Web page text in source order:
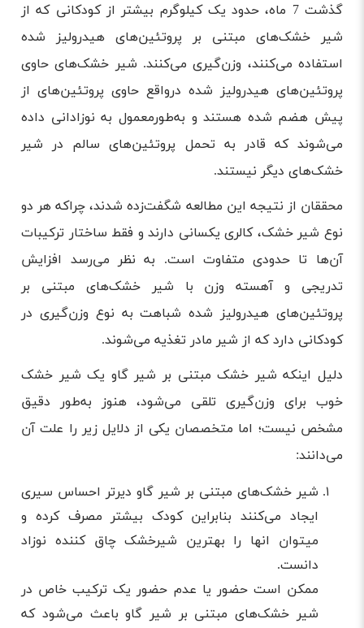
گذشت 7 ماه، حدود یک کیلوگرم بیشتر از کودکانی که از
شیر خشک‌های مبتنی بر پروتئین‌های هیدرولیز شده
استفاده می‌کنند، وزن‌گیری می‌کنند. شیر خشک‌های حاوی
پروتئین‌های هیدرولیز شده درواقع حاوی پروتئین‌های از
پیش هضم شده هستند و به‌طورمعمول به نوزادانی داده
می‌شوند که قادر به تحمل پروتئین‌های سالم در شیر
خشک‌های دیگر نیستند.
محققان از نتیجه این مطالعه شگفت‌زده شدند، چراکه هر دو
نوع شیر خشک، کالری یکسانی دارند و فقط ساختار ترکیبات
آن‌ها تا حدودی متفاوت است. به نظر می‌رسد افزایش
تدریجی و آهسته وزن با شیر خشک‌های مبتنی بر
پروتئین‌های هیدرولیز شده شباهت به نوع وزن‌گیری در
کودکانی دارد که از شیر مادر تغذیه می‌شوند.
دلیل اینکه شیر خشک مبتنی بر شیر گاو یک شیر خشک
خوب برای وزن‌گیری تلقی می‌شود، هنوز به‌طور دقیق
مشخص نیست؛ اما متخصصان یکی از دلایل زیر را علت آن
می‌دانند:
شیر خشک‌های مبتنی بر شیر گاو دیرتر احساس سیری
ایجاد می‌کنند بنابراین کودک بیشتر مصرف کرده و
میتوان انها را بهترین شیرخشک چاق کننده نوزاد
دانست.
ممکن است حضور یا عدم حضور یک ترکیب خاص در
شیر خشک‌های مبتنی بر شیر گاو باعث می‌شود که